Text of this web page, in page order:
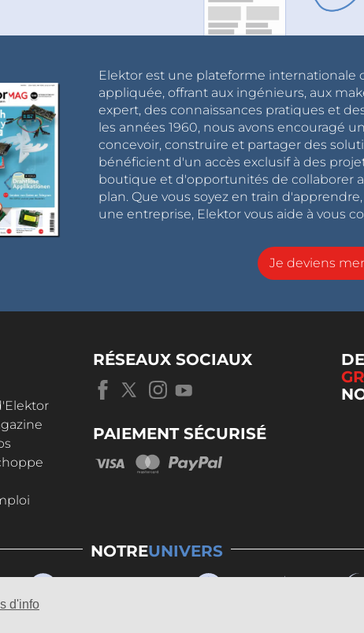
d'info
Elektor est une plateforme internationale
appliquée, offrant aux ingénieurs, aux
expert, des connaissances pratiques et
les années 1960, nous avons encouragé
concevoir, construire et partager des
bénéficient d'un accès exclusif à des
boutique et d'opportunités de collaborer
plan. Que vous soyez en train
une entreprise, Elektor vous aide à vous
Je deviens
RÉSEAUX SOCIAUX
PAIEMENT SÉCURISÉ
NOTREUNIVERS